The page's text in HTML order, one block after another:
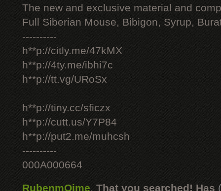
The new and exclusive material and
Full Siberian Mouse, Bibigon, Syrup,
----------
h**p://citly.me/47kMX
h**p://4ty.me/ibhi7c
h**p://tt.vg/URoSx
h**p://tiny.cc/sficzx
h**p://cutt.us/Y7P84
h**p://put2.me/muhcsh
----------
000A000664
RubenmOime, That you searched! Has